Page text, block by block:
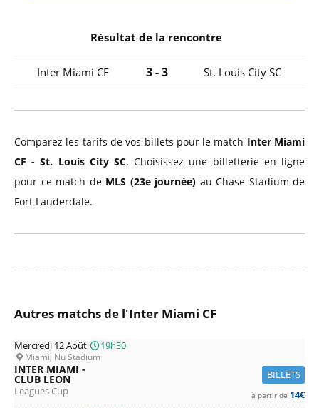
Résultat de la rencontre
Inter Miami CF 3 - 3 St. Louis City SC
Comparez les tarifs de vos billets pour le match Inter Miami
CF - St. Louis City SC. Choisissez une billetterie en ligne
pour ce match de MLS (23e journée) au Chase Stadium de
Fort Lauderdale.
Autres matchs de l'Inter Miami CF
Mercredi 12 Août 19h30
Miami, Nu Stadium
BILLETS
INTER MIAMI -
CLUB LEON
Leagues Cup à partir de 14€